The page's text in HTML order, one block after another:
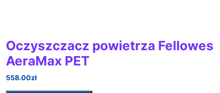
Oczyszczacz powietrza Fellowes
AeraMax PET
558.00zł